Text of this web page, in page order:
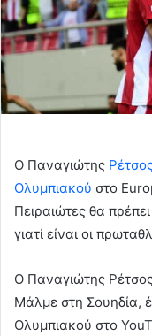
Ο Παναγιώτης
Ολυμπιακού στο
Πειραιώτες θα
γιατί είναι οι
Ο Παναγιώτης
Μάλμε στη Σουηδία,
Ολυμπιακού στο